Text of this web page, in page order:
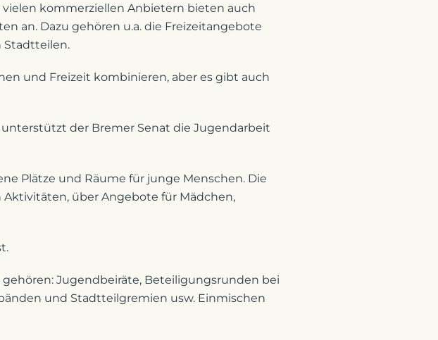
kommerziellen Anbietern bieten auch
an. Dazu gehören u.a. die Freizeitangebote
Stadtteilen.
und Freizeit kombinieren, aber es gibt auch
der Bremer Senat die Jugendarbeit
Plätze und Räume für junge Menschen. Die
über Angebote für Mädchen,
Jugendbeiräte, Beteiligungsrunden bei
und Stadtteilgremien usw. Einmischen